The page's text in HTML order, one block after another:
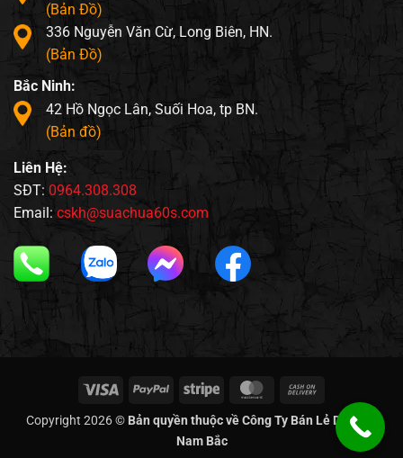
(Bản Đồ)
336 Nguyễn Văn Cừ, Long Biên, HN.
(Bản Đồ)
Bắc Ninh:
42 Hồ Ngọc Lân, Suối Hoa, tp BN.
(Bản đồ)
Liên Hệ:
SĐT: 0964.308.308
Email: cskh@suachua60s.com
Visa PayPal Stripe MasterCard
Delivery
Copyright 2026 © Bản quyền thuộc về Công Ty Bán Lẻ Di Động
Nam Bắc